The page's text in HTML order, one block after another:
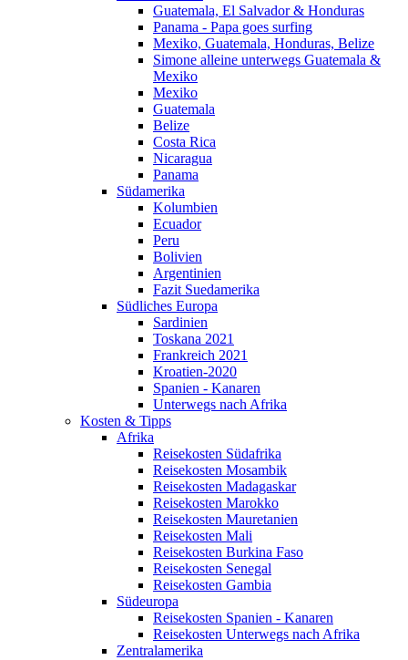
Guatemala, El Salvador & Honduras
Panama - Papa goes surfing
Mexiko, Guatemala, Honduras, Belize
Simone alleine unterwegs Guatemala &
Mexiko
Mexiko
Guatemala
Belize
Costa Rica
Nicaragua
Panama
Südamerika
Kolumbien
Ecuador
Peru
Bolivien
Argentinien
Fazit Suedamerika
Südliches Europa
Sardinien
Toskana 2021
Frankreich 2021
Kroatien-2020
Spanien - Kanaren
Unterwegs nach Afrika
Kosten & Tipps
Afrika
Reisekosten Südafrika
Reisekosten Mosambik
Reisekosten Madagaskar
Reisekosten Marokko
Reisekosten Mauretanien
Reisekosten Mali
Reisekosten Burkina Faso
Reisekosten Senegal
Reisekosten Gambia
Südeuropa
Reisekosten Spanien - Kanaren
Reisekosten Unterwegs nach Afrika
Zentralamerika